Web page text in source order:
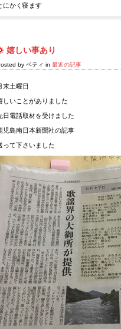
にかく寝ます
嬉しい事あり
by ベティ in 最近の記事
末土曜日
しいことがありました
日電話取材を受けました
児島南日本新聞社の記事
って下さいました